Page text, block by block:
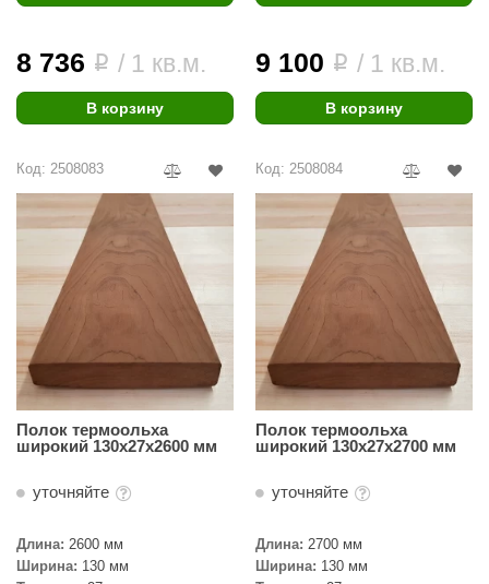
8 736 i / 1 кв.м.
В корзину
9 100 i / 1 кв.м.
В корзину
Код: 2508083
Полок термоольха
широкий 130х27х2600 мм
уточняйте
Длина: 2600 мм
Ширина: 130 мм
Код: 2508084
Полок термоольха
широкий 130х27х2700 мм
уточняйте
Длина: 2700 мм
Ширина: 130 мм